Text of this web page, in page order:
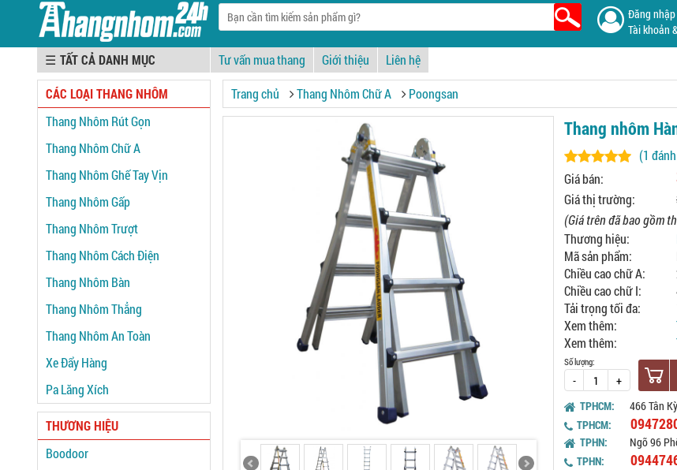
Đăng nhập
Tài khoản
☰ Tư vấn mua thang Giới thiệu Liên hệ
Trang chủ Thang Nhôm Chữ A Poongsan
Thang nhôm
(1
Giá bán:
Giá thị trường:
(Giá trên đã bao gồm
Thương hiệu:
Mã sản phẩm:
Chiều cao chữ A:
Chiều cao chữ I:
Tải trọng tối đa:
Xem thêm:
Xem thêm:
Số lượng:
- +
TPHCM:
466 Tân
TPHCM:
TPHN:
Ngõ 96
TPHN:
CÁC LOẠI THANG NHÔM
Thang Nhôm Rút Gọn
Thang Nhôm Chữ A
Thang Nhôm Ghế Tay Vịn
Thang Nhôm Gấp
Thang Nhôm Trượt
Thang Nhôm Cách Điện
Thang Nhôm Bàn
Thang Nhôm Thẳng
Thang Nhôm An Toàn
Xe Đẩy Hàng
Pa Lăng Xích
THƯƠNG HIỆU
Boodoor